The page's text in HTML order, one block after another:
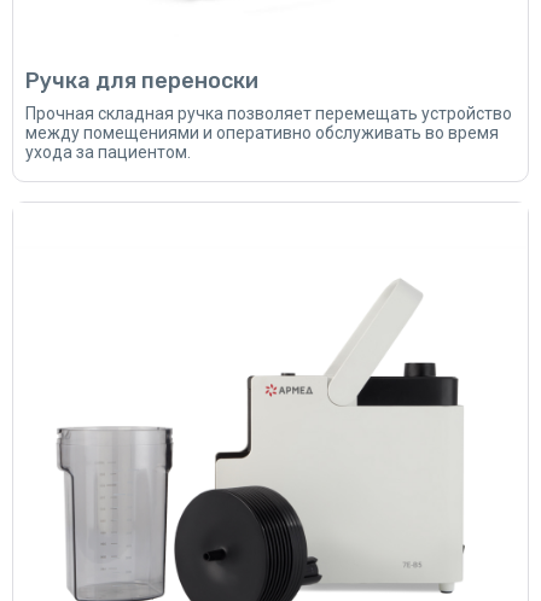
Ручка для переноски
Прочная складная ручка позволяет перемещать устройство
между помещениями и оперативно обслуживать во время
ухода за пациентом.